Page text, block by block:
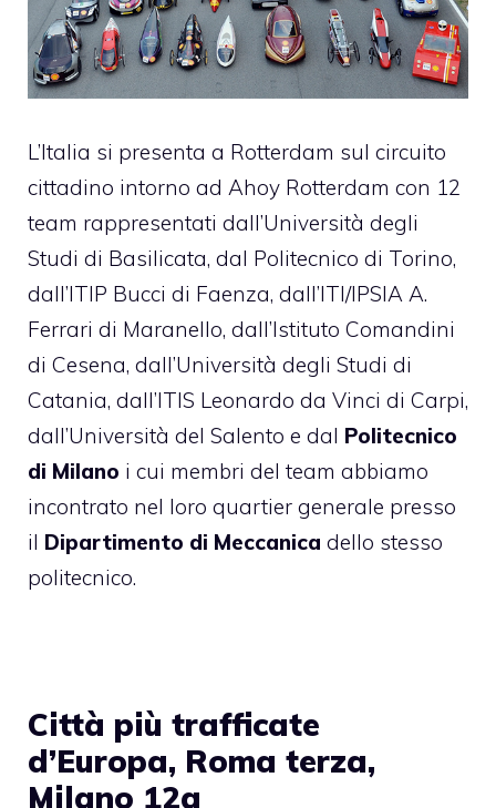
L’Italia si presenta a Rotterdam sul circuito
cittadino intorno ad Ahoy Rotterdam con 12
team rappresentati dall’Università degli
Studi di Basilicata, dal Politecnico di Torino,
dall’ITIP Bucci di Faenza, dall’ITI/IPSIA A.
Ferrari di Maranello, dall’Istituto Comandini
di Cesena, dall’Università degli Studi di
Catania, dall’ITIS Leonardo da Vinci di Carpi,
dall’Università del Salento e dal Politecnico
di Milano i cui membri del team abbiamo
incontrato nel loro quartier generale presso
il Dipartimento di Meccanica dello stesso
politecnico.
Città più trafficate
d’Europa, Roma terza,
Milano 12a